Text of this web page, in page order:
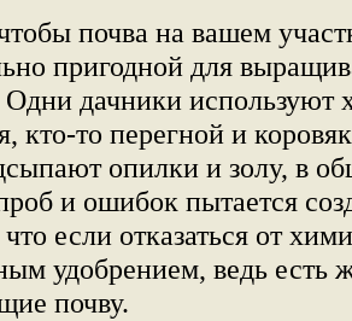
почва на вашем
пригодной для
Одни дачники используют
кто-то перегной и
опилки и золу, в
и ошибок пытается
если отказаться от
удобрением, ведь есть
почву.